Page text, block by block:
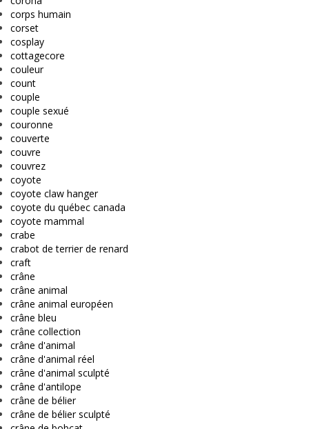
corps humain
corset
cosplay
cottagecore
couleur
count
couple
couple sexué
couronne
couverte
couvre
couvrez
coyote
coyote claw hanger
coyote du québec canada
coyote mammal
crabe
crabot de terrier de renard
craft
crâne
crâne animal
crâne animal européen
crâne bleu
crâne collection
crâne d'animal
crâne d'animal réel
crâne d'animal sculpté
crâne d'antilope
crâne de bélier
crâne de bélier sculpté